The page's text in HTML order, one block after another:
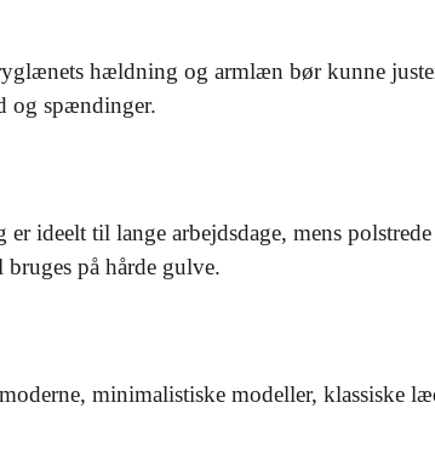
hældning og armlæn bør kunne
og spændinger.
ideelt til lange arbejdsdage, mens
på hårde gulve.
minimalistiske modeller, klassiske